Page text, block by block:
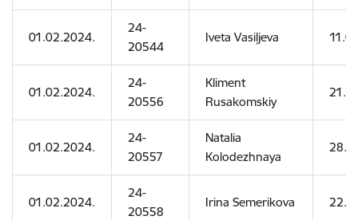
01.02.2024.
24-
20544
Iveta Vasiļjeva
01.02.2024.
24-
20556
Kliment
Rusakomskiy
01.02.2024.
24-
20557
Natalia
Kolodezhnaya
01.02.2024.
24-
20558
Irina Semerikova